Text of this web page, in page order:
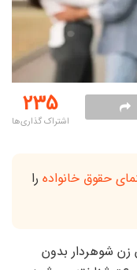
235
اشتراک گذاری‌ها
حقوق خانواده را
زن شوهردار بدون